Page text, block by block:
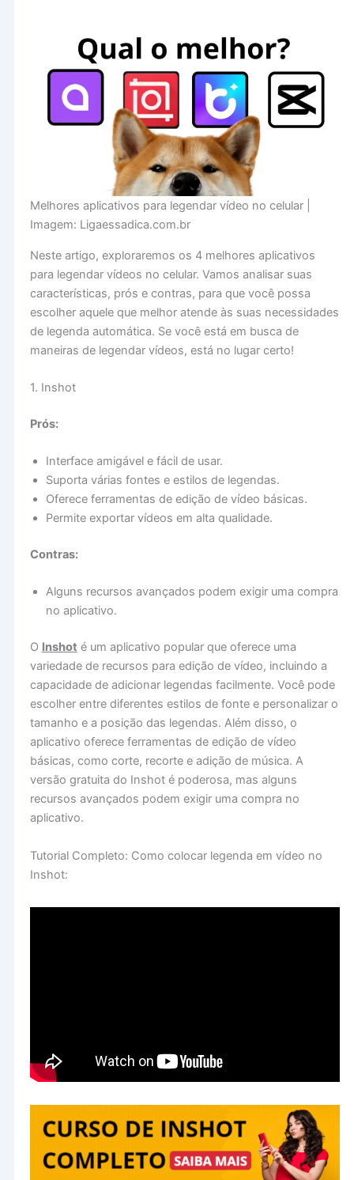
Melhores aplicativos para legendar vídeo no celular |
Imagem: Ligaessadica.com.br
Neste artigo, exploraremos os 4 melhores aplicativos
para legendar vídeos no celular. Vamos analisar suas
características, prós e contras, para que você possa
escolher aquele que melhor atende às suas necessidades
de legenda automática. Se você está em busca de
maneiras de legendar vídeos, está no lugar certo!
1. Inshot
Prós:
Interface amigável e fácil de usar.
Suporta várias fontes e estilos de legendas.
Oferece ferramentas de edição de vídeo básicas.
Permite exportar vídeos em alta qualidade.
Contras:
Alguns recursos avançados podem exigir uma compra
no aplicativo.
O Inshot é um aplicativo popular que oferece uma
variedade de recursos para edição de vídeo, incluindo a
capacidade de adicionar legendas facilmente. Você pode
escolher entre diferentes estilos de fonte e personalizar o
tamanho e a posição das legendas. Além disso, o
aplicativo oferece ferramentas de edição de vídeo
básicas, como corte, recorte e adição de música. A
versão gratuita do Inshot é poderosa, mas alguns
recursos avançados podem exigir uma compra no
aplicativo.
Tutorial Completo: Como colocar legenda em vídeo no
Inshot: